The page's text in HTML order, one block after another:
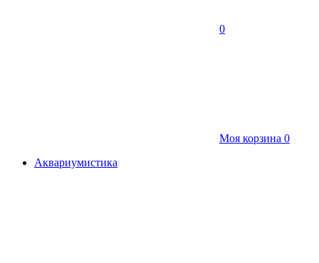
0
Моя корзина 0
Аквариумистика